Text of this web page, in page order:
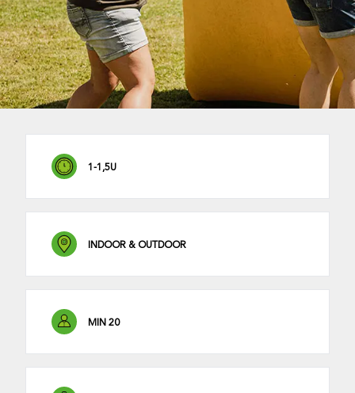
1-1,5U
INDOOR & OUTDOOR
MIN 20